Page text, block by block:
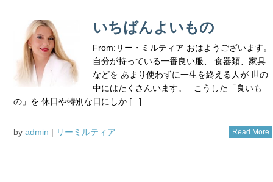
いちばんよいもの
From:リー・ミルティア おはようございます。
自分が持っている一番良い服、 食器類、家具
などを あまり使わずに一生を終える人が 世の
中にはたくさんいます。 こうした「良いも
の」を 休日や特別な日にしか [...]
by admin | リーミルティア Read More